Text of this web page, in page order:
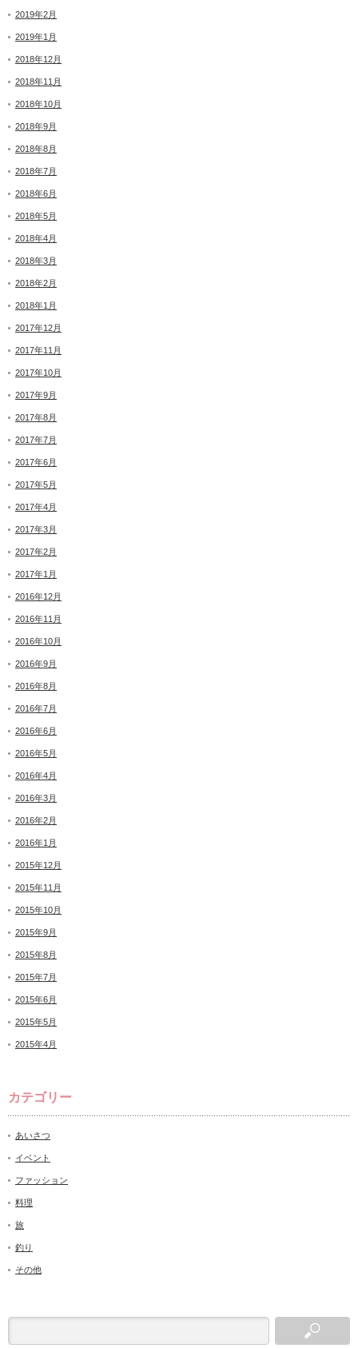
2019年2月
2019年1月
2018年12月
2018年11月
2018年10月
2018年9月
2018年8月
2018年7月
2018年6月
2018年5月
2018年4月
2018年3月
2018年2月
2018年1月
2017年12月
2017年11月
2017年10月
2017年9月
2017年8月
2017年7月
2017年6月
2017年5月
2017年4月
2017年3月
2017年2月
2017年1月
2016年12月
2016年11月
2016年10月
2016年9月
2016年8月
2016年7月
2016年6月
2016年5月
2016年4月
2016年3月
2016年2月
2016年1月
2015年12月
2015年11月
2015年10月
2015年9月
2015年8月
2015年7月
2015年6月
2015年5月
2015年4月
カテゴリー
あいさつ
イベント
ファッション
料理
旅
釣り
その他